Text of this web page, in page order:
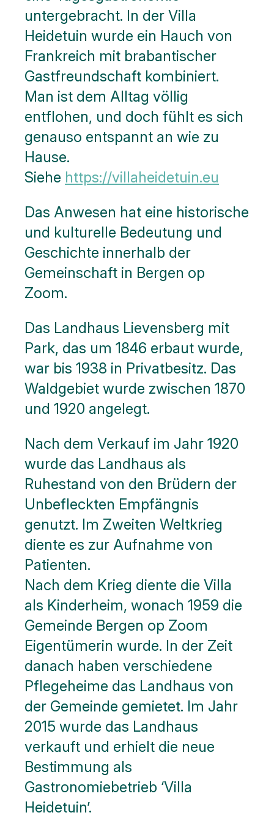
untergebracht. In der Villa
Heidetuin wurde ein Hauch von
Frankreich mit brabantischer
Gastfreundschaft kombiniert.
Man ist dem Alltag völlig
entflohen, und doch fühlt es sich
genauso entspannt an wie zu
Hause.
Siehe https://villaheidetuin.eu
Das Anwesen hat eine historische
und kulturelle Bedeutung und
Geschichte innerhalb der
Gemeinschaft in Bergen op
Zoom.
Das Landhaus Lievensberg mit
Park, das um 1846 erbaut wurde,
war bis 1938 in Privatbesitz. Das
Waldgebiet wurde zwischen 1870
und 1920 angelegt.
Nach dem Verkauf im Jahr 1920
wurde das Landhaus als
Ruhestand von den Brüdern der
Unbefleckten Empfängnis
genutzt. Im Zweiten Weltkrieg
diente es zur Aufnahme von
Patienten.
Nach dem Krieg diente die Villa
als Kinderheim, wonach 1959 die
Gemeinde Bergen op Zoom
Eigentümerin wurde. In der Zeit
danach haben verschiedene
Pflegeheime das Landhaus von
der Gemeinde gemietet. Im Jahr
2015 wurde das Landhaus
verkauft und erhielt die neue
Bestimmung als
Gastronomiebetrieb ‘Villa
Heidetuin’.